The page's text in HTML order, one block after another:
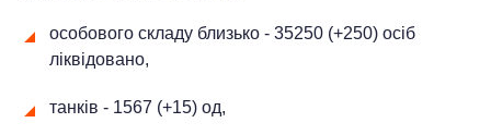
особового складу близько - 35250 (+250) осіб
ліквідовано,
танків - 1567 (+15) од,